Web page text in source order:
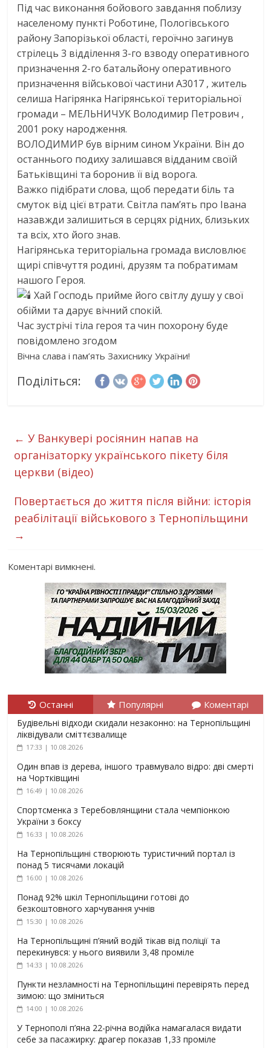
Під час виконання бойового завдання поблизу
населеному пункті Роботине, Пологівського
району Запорізької області, героїчно загинув
стрілець 3 відділення 3-го взводу оперативного
призначення 2-го батальйону оперативного
призначення військової частини А3017 , житель
селиша Нагірянка Нагірянської територіальної
громади – МЕЛЬНИЧУК Володимир Петрович ,
2001 року народження.
ВОЛОДИМИР був вірним сином України. Він до
останнього подиху залишався відданим своїй
Батьківщині та боронив її від ворога.
Важко підібрати слова, щоб передати біль та
смуток від цієї втрати. Світла пам’ять про Івана
назавжди залишиться в серцях рідних, близьких
та всіх, хто його знав.
Нагірянська територіальна громада висловлює
щирі співчуття родині, друзям та побратимам
нашого Героя.
Хай Господь прийме його світлу душу у свої
обійми та дарує вічний спокій.
Час зустрічі тіла героя та чин похорону буде
повідомлено згодом
Вічна слава і пам’ять Захиснику України!
Поділіться:
← У Ванкувері росіянин напав на
організаторку українського пікету біля
церкви (відео)
Повертається до життя після війни: історія
реабілітації військового з Тернопільщини
→
Коментарі вимкнені.
Останні Популярні Коментарі
Будівельні відходи скидали незаконно: на Тернопільщині
ліквідували сміттєзвалище
17:33 | 10.08.2026
Один впав із дерева, іншого травмувало відро: дві смерті
на Чортківщині
16:49 | 10.08.2026
Спортсменка з Теребовлянщини стала чемпіонкою
України з боксу
16:33 | 10.08.2026
На Тернопільщині створюють туристичний портал із
понад 5 тисячами локацій
16:00 | 10.08.2026
Понад 92% шкіл Тернопільщини готові до
безкоштовного харчування учнів
15:30 | 10.08.2026
На Тернопільщині п’яний водій тікав від поліції та
перекинувся: у нього виявили 3,48 проміле
14:33 | 10.08.2026
Пункти незламності на Тернопільщині перевірять перед
зимою: що зміниться
14:00 | 10.08.2026
У Тернополі п’яна 22-річна водійка намагалася видати
себе за пасажирку: драгер показав 1,33 проміле